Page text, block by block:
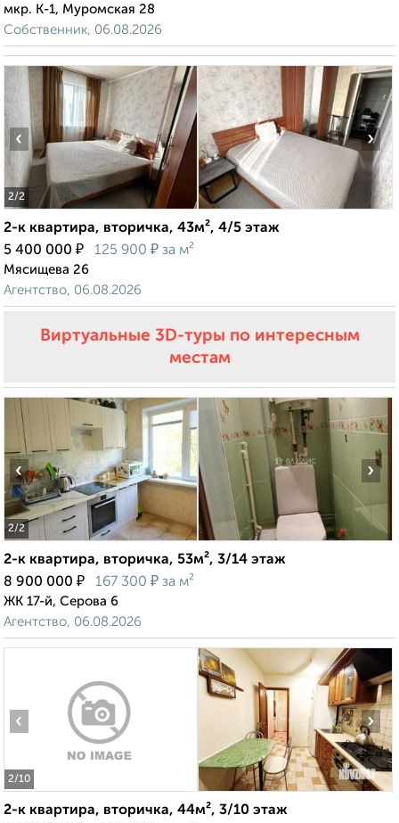
мкр. К-1, Муромская 28
Собственник, 06.08.2026
2/2
‹ ›
2-к квартира, вторичка, 43м², 4/5 этаж
5 400 000 ₽ 125 900 ₽ за м²
Мясищева 26
Агентство, 06.08.2026
Виртуальные 3D-туры по интересным
местам
2/2
‹ ›
2-к квартира, вторичка, 53м², 3/14 этаж
8 900 000 ₽ 167 300 ₽ за м²
ЖК 17-й, Серова 6
Агентство, 06.08.2026
2/10
‹ ›
2-к квартира, вторичка, 44м², 3/10 этаж